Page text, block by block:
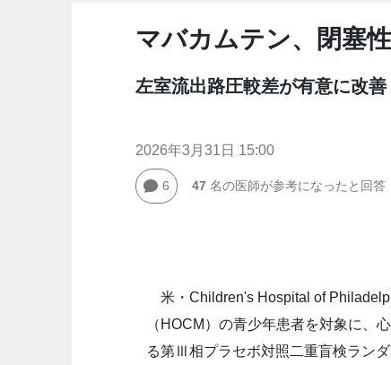
マバカムテン、閉塞
左室流出路圧較差が有意に改
2026年3月31日 15:00
6 47名の医師が参考になったと回答
米・Children's Hospital of
（HOCM）の青少年患者を対象に、
る第Ⅲ相プラセボ対照二重盲検ラン